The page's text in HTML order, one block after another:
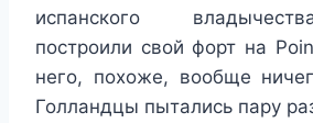
испанского
построили свой форт на
него, похоже, вообще
Голландцы пытались пару